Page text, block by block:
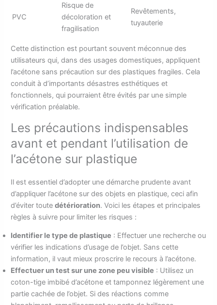
PVC
Risque de
décoloration et
fragilisation
Revêtements,
tuyauterie
Cette distinction est pourtant souvent méconnue des
utilisateurs qui, dans des usages domestiques, appliquent
l’acétone sans précaution sur des plastiques fragiles. Cela
conduit à d’importants désastres esthétiques et
fonctionnels, qui pourraient être évités par une simple
vérification préalable.
Les précautions indispensables
avant et pendant l’utilisation de
l’acétone sur plastique
Il est essentiel d’adopter une démarche prudente avant
d’appliquer l’acétone sur des objets en plastique, ceci afin
d’éviter toutedétérioration. Voici les étapes et principales
règles à suivre pour limiter les risques :
Identifier le type de plastique : Effectuer une recherche ou
vérifier les indications d’usage de l’objet. Sans cette
information, il vaut mieux proscrire le recours à l’acétone.
Effectuer un test sur une zone peu visible : Utilisez un
coton-tige imbibé d’acétone et tamponnez légèrement une
partie cachée de l’objet. Si des réactions comme